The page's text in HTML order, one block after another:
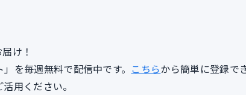
け！
を毎週無料で配信中です。 こちらから簡単に登録で
用ください。